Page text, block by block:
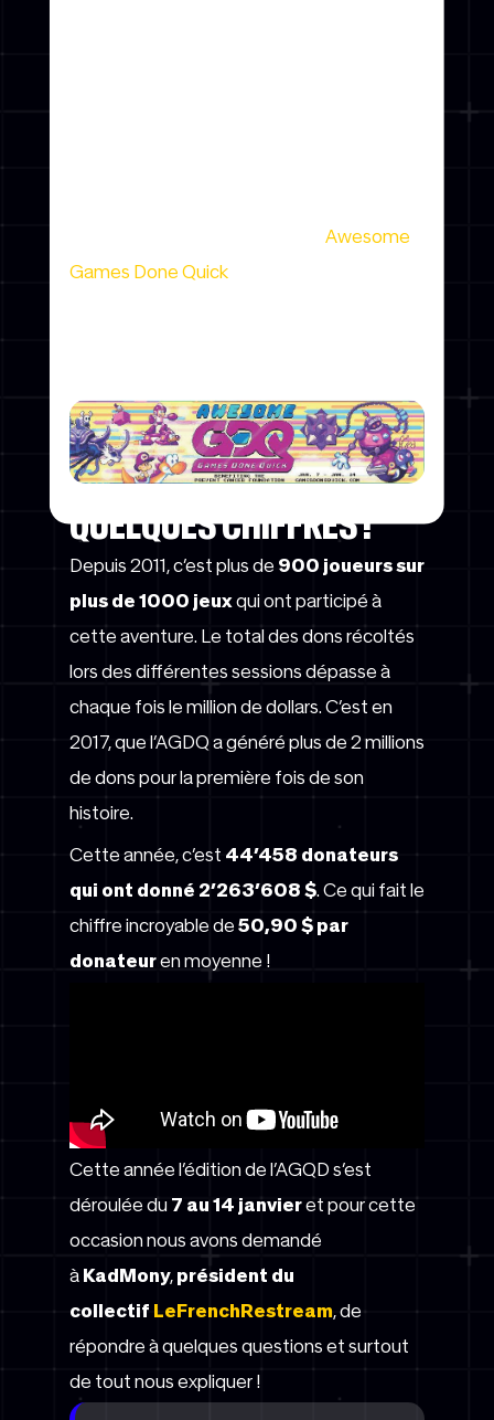
Awesome
Games Done Quick, le plus célèbre des
QUELQUES CHIFFRES !
Depuis 2011, c’est plus de 900 joueurs sur
plus de 1000 jeuxqui ont participé à
cette aventure. Le total des dons récoltés
lors des différentes sessions dépasse à
chaque fois le million de dollars. C’est en
2017, que l’AGDQ a généré plus de 2 millions
de dons pour la première fois de son
histoire.
Cette année, c’est 44’458 donateurs
qui ont donné 2’263’608 $. Ce qui fait le
chiffre incroyable de 50,90 $ par
donateuren moyenne !
Cette année l’édition de l’AGQD s’est
déroulée du 7 au 14 janvieret pour cette
occasion nous avons demandé
à KadMony, président du
collectif LeFrenchRestream, de
répondre à quelques questions et surtout
de tout nous expliquer !